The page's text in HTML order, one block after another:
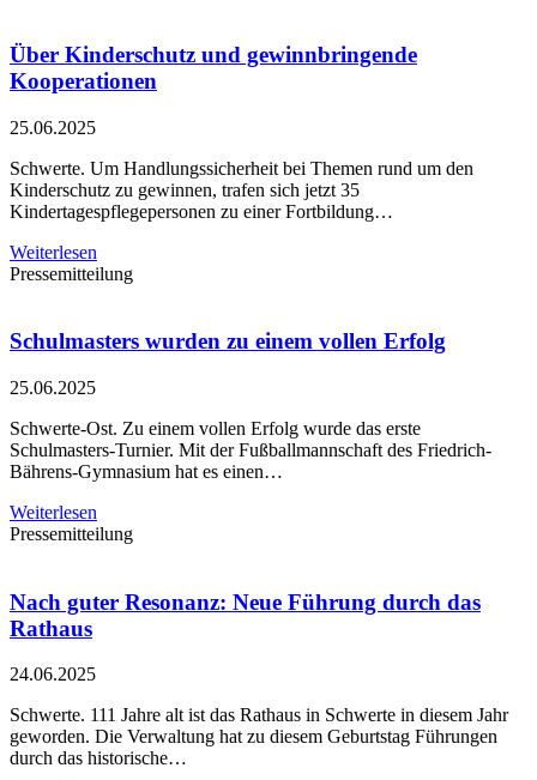
Über Kinderschutz und gewinnbringende
Kooperationen
25.06.2025
Schwerte. Um Handlungssicherheit bei Themen rund um den
Kinderschutz zu gewinnen, trafen sich jetzt 35
Kindertagespflegepersonen zu einer Fortbildung…
Weiterlesen
Pressemitteilung
Schulmasters wurden zu einem vollen Erfolg
25.06.2025
Schwerte-Ost. Zu einem vollen Erfolg wurde das erste
Schulmasters-Turnier. Mit der Fußballmannschaft des Friedrich-
Bährens-Gymnasium hat es einen…
Weiterlesen
Pressemitteilung
Nach guter Resonanz: Neue Führung durch das
Rathaus
24.06.2025
Schwerte. 111 Jahre alt ist das Rathaus in Schwerte in diesem Jahr
geworden. Die Verwaltung hat zu diesem Geburtstag Führungen
durch das historische…